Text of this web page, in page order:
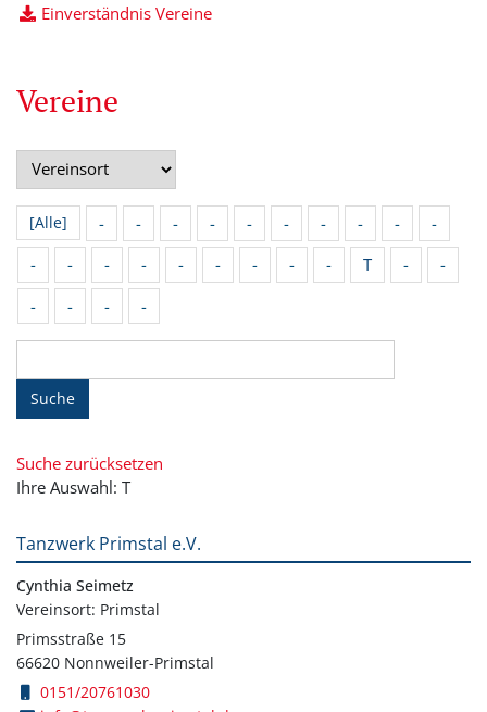
Einverständnis Vereine
Vereine
[Alle] - - - - - - - - -
-
-
- - - - - - - - T -
-
-
- - -
Suche
Suche zurücksetzen
Ihre Auswahl: T
Tanzwerk Primstal e.V.
Cynthia Seimetz
Vereinsort: Primstal
Primsstraße 15
66620 Nonnweiler-Primstal
0151/20761030